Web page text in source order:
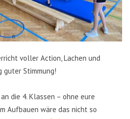
voller Action, Lachen und
guter Stimmung!
die 4. Klassen – ohne eure
Aufbauen wäre das nicht so